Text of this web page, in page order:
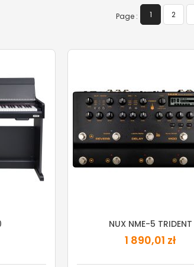
Page : 1 2
NUX NME-5 TRIDENT
1 890,01 zł